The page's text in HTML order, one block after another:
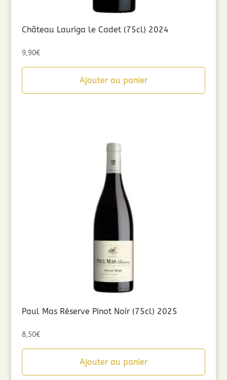
Château Lauriga le Cadet (75cl) 2024
9,90€
Ajouter au panier
Paul Mas Réserve Pinot Noir (75cl) 2025
8,50€
Ajouter au panier